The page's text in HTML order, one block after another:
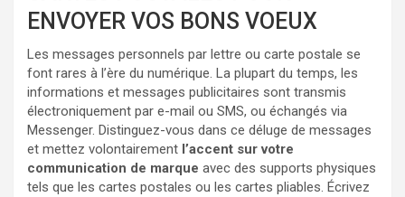
ENVOYER VOS BONS VOEUX
Les messages personnels par lettre ou carte postale se
font rares à l’ère du numérique. La plupart du temps, les
informations et messages publicitaires sont transmis
électroniquement par e-mail ou SMS, ou échangés via
Messenger. Distinguez-vous dans ce déluge de messages
et mettez volontairement l’accent sur votre
communication de marque avec des supports physiques
tels que les cartes postales ou les cartes pliables. Écrivez